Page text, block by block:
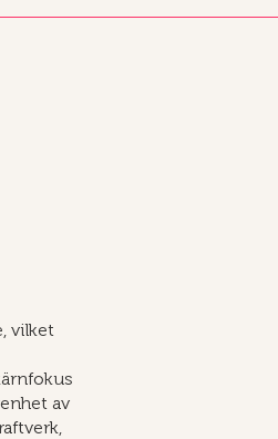
vilket
av